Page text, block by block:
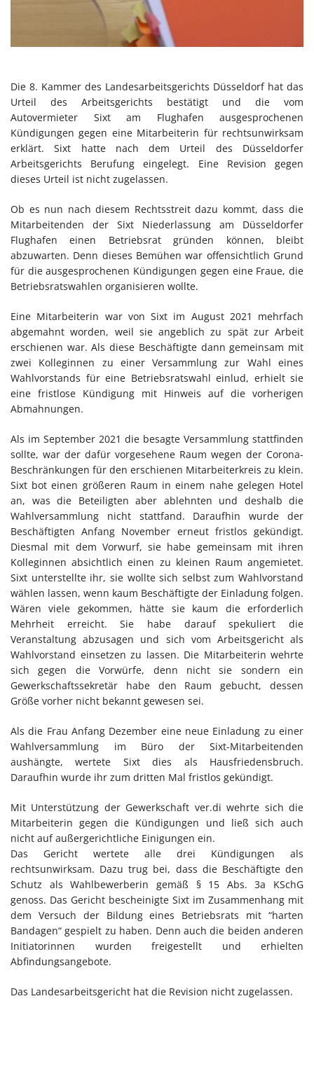
Die 8. Kammer des Landesarbeitsgerichts Düsseldorf hat das
Urteil des Arbeitsgerichts bestätigt und die vom
Autovermieter Sixt am Flughafen ausgesprochenen
Kündigungen gegen eine Mitarbeiterin für rechtsunwirksam
erklärt. Sixt hatte nach dem Urteil des Düsseldorfer
Arbeitsgerichts Berufung eingelegt. Eine Revision gegen
dieses Urteil ist nicht zugelassen.
Ob es nun nach diesem Rechtsstreit dazu kommt, dass die
Mitarbeitenden der Sixt Niederlassung am Düsseldorfer
Flughafen einen Betriebsrat gründen können, bleibt
abzuwarten. Denn dieses Bemühen war offensichtlich Grund
für die ausgesprochenen Kündigungen gegen eine Fraue, die
Betriebsratswahlen organisieren wollte.
Eine Mitarbeiterin war von Sixt im August 2021 mehrfach
abgemahnt worden, weil sie angeblich zu spät zur Arbeit
erschienen war. Als diese Beschäftigte dann gemeinsam mit
zwei Kolleginnen zu einer Versammlung zur Wahl eines
Wahlvorstands für eine Betriebsratswahl einlud, erhielt sie
eine fristlose Kündigung mit Hinweis auf die vorherigen
Abmahnungen.
Als im September 2021 die besagte Versammlung stattfinden
sollte, war der dafür vorgesehene Raum wegen der Corona-
Beschränkungen für den erschienen Mitarbeiterkreis zu klein.
Sixt bot einen größeren Raum in einem nahe gelegen Hotel
an, was die Beteiligten aber ablehnten und deshalb die
Wahlversammlung nicht stattfand. Daraufhin wurde der
Beschäftigten Anfang November erneut fristlos gekündigt.
Diesmal mit dem Vorwurf, sie habe gemeinsam mit ihren
Kolleginnen absichtlich einen zu kleinen Raum angemietet.
Sixt unterstellte ihr, sie wollte sich selbst zum Wahlvorstand
wählen lassen, wenn kaum Beschäftigte der Einladung folgen.
Wären viele gekommen, hätte sie kaum die erforderlich
Mehrheit erreicht. Sie habe darauf spekuliert die
Veranstaltung abzusagen und sich vom Arbeitsgericht als
Wahlvorstand einsetzen zu lassen. Die Mitarbeiterin wehrte
sich gegen die Vorwürfe, denn nicht sie sondern ein
Gewerkschaftssekretär habe den Raum gebucht, dessen
Größe vorher nicht bekannt gewesen sei.
Als die Frau Anfang Dezember eine neue Einladung zu einer
Wahlversammlung im Büro der Sixt-Mitarbeitenden
aushängte, wertete Sixt dies als Hausfriedensbruch.
Daraufhin wurde ihr zum dritten Mal fristlos gekündigt.
Mit Unterstützung der Gewerkschaft ver.di wehrte sich die
Mitarbeiterin gegen die Kündigungen und ließ sich auch
nicht auf außergerichtliche Einigungen ein.
Das Gericht wertete alle drei Kündigungen als
rechtsunwirksam. Dazu trug bei, dass die Beschäftigte den
Schutz als Wahlbewerberin gemäß § 15 Abs. 3a KSchG
genoss. Das Gericht bescheinigte Sixt im Zusammenhang mit
dem Versuch der Bildung eines Betriebsrats mit “harten
Bandagen“ gespielt zu haben. Denn auch die beiden anderen
Initiatorinnen wurden freigestellt und erhielten
Abfindungsangebote.
Das Landesarbeitsgericht hat die Revision nicht zugelassen.